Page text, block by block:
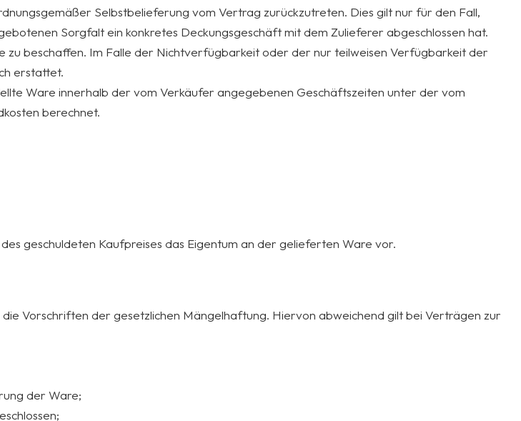
Selbstbelieferung vom Vertrag zurückzutreten. Dies gilt nur für den Fall,
Sorgfalt ein konkretes Deckungsgeschäft mit dem Zulieferer abgeschlossen hat.
beschaffen. Im Falle der Nichtverfügbarkeit oder der nur teilweisen Verfügbarkeit der
erstattet.
Ware innerhalb der vom Verkäufer angegebenen Geschäftszeiten unter der vom
berechnet.
geschuldeten Kaufpreises das Eigentum an der gelieferten Ware vor.
Vorschriften der gesetzlichen Mängelhaftung. Hiervon abweichend gilt bei Verträgen zur
der Ware;